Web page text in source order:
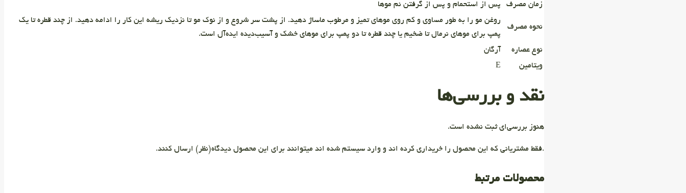
زمان مصرف
پس از استحمام و پس از گرفتن نم موها
نحوه مصرف
روغن مو را به طور مساوی و کم روی موهای تمیز و مرطوب ماساژ دهید. از پشت سر شروع و از نوک مو تا نزدیک ریشه این کار را ادامه دهید. از چند قطره تا یک
پمپ برای موهای نرمال تا ضخیم یا چند قطره تا دو پمپ برای موهای خشک و آسیب‌دیده ایده‌آل است.
نوع عصاره
آرگان
ویتامین
E
نقد و بررسی‌ها
هنوز بررسی‌ای ثبت نشده است.
.فقط مشتریانی که این محصول را خریداری کرده اند و وارد سیستم شده اند میتوانند برای این محصول دیدگاه(نظر) ارسال کنند.
محصولات مرتبط